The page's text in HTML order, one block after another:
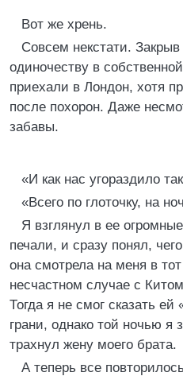
Вот же хрень.
Совсем некстати.
одиночеству в
приехали в Лондон, хотя
после похорон. Даже
забавы.
«И как нас угораздило
«Всего по глоточку, на
Я взглянул в ее
печали, и сразу понял,
она смотрела на меня в
несчастном случае с
Тогда я не смог сказать
грани, однако той ночью я
трахнул жену моего брата.
А теперь все